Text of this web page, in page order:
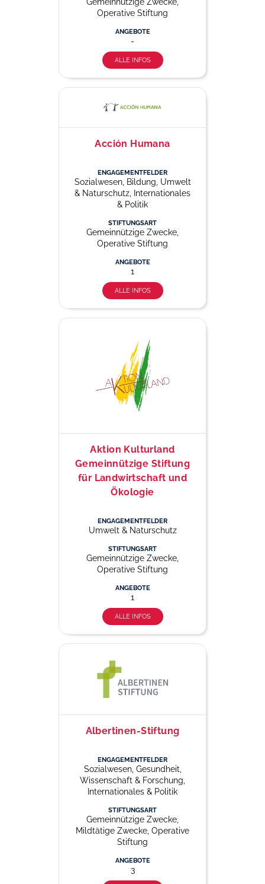
Operative Stiftung
ANGEBOTE
-
ALLE INFOS
Acción Humana
ENGAGEMENTFELDER
Sozialwesen, Bildung, Umwelt
& Naturschutz, Internationales
& Politik
STIFTUNGSART
Gemeinnützige Zwecke,
Operative Stiftung
ANGEBOTE
1
ALLE INFOS
Aktion Kulturland
Gemeinnützige Stiftung
für Landwirtschaft und
Ökologie
ENGAGEMENTFELDER
Umwelt & Naturschutz
STIFTUNGSART
Gemeinnützige Zwecke,
Operative Stiftung
ANGEBOTE
1
ALLE INFOS
Albertinen-Stiftung
ENGAGEMENTFELDER
Sozialwesen, Gesundheit,
Wissenschaft & Forschung,
Internationales & Politik
STIFTUNGSART
Gemeinnützige Zwecke,
Mildtätige Zwecke, Operative
Stiftung
ANGEBOTE
3